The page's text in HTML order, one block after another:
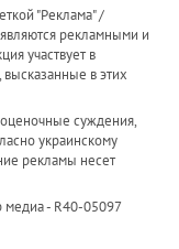
"Реклама" /
рекламными и
участвует в
высказанные в этих
оценочные суждения,
украинскому
рекламы несет
медиа - R40-05097